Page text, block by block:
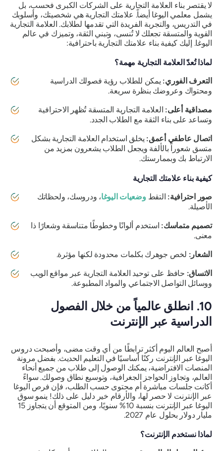
لا يقتصر بناء العلامة التجارية على الشركات الكبرى فحسب، بل
يشمل معلمي اليوغا أيضاً. علامتك التجارية هي شخصيتك، وأسلوبك
في التدريس، والتجربة الفريدة التي تقدمها لطلابك. العلامة التجارية
القوية والمتسقة تجعلك لا تُنسى، وتبني الثقة، وتميزك في عالم
اليوغا. إليك كيفية بناء علامتك التجارية باحترافية:
لماذا تُعدّ العلامة التجارية مهمة؟
التعرف الفوري:يمكن للطلاب رؤية فصولك الدراسية
ومحتواك وعروضك بنظرة سريعة.
مصداقية أعلى: العلامة التجارية المتسقة تُظهر الاحترافية
وتساعد على بناء الثقة مع الطلاب الجدد.
اتصال عاطفي أعمق:يخلق استخدام العلامة التجارية بشكل
متسق شعوراً بالألفة ويجعل الطلاب يشعرون بمزيد من
الارتباط بك وبممارستك.
كيفية بناء علامتك التجارية
صور احترافية:التقطوضعيات اليوغا، ودروسك، ولحظاتك
الأصيلة.
تصميم متماسك:استخدم ألوانًا وخطوطًا متناسقة وشعارًا ذا
معنى.
الشعار:لخص جوهرك بكلمات محدودة لكنها مؤثرة.
الاتساق:حافظ على توحيد العلامة التجارية عبر مواقع الويب
ووسائل التواصل الاجتماعي والمواد المطبوعة.
10. انطلق عالمياً من خلال الفصول
الدراسية عبر الإنترنت
أصبح العالم اليوم أكثر ترابطًا من أي وقت مضى، وأصبحت دروس
اليوغا عبر الإنترنت ركنًا أساسيًا في التعليم الحديث. بفضل مرونة
المنصات الافتراضية، يمكنك الوصول إلى طلاب من جميع أنحاء
العالم، وتجاوز الحواجز الجغرافية، وتوسيع نطاق وصولك. سواءً
أكانت جلسات مباشرة أم محتوى حسب الطلب، فإن فرص اليوغا
عبر الإنترنت لا حصر لها، والأرقام خير دليل على ذلك! ينمو سوق
اليوغا عبر الإنترنت بنسبة 10% سنويًا، ومن المتوقع أن يتجاوز 15
مليار دولار بحلول عام 2027.
لماذا نستخدم الإنترنت؟